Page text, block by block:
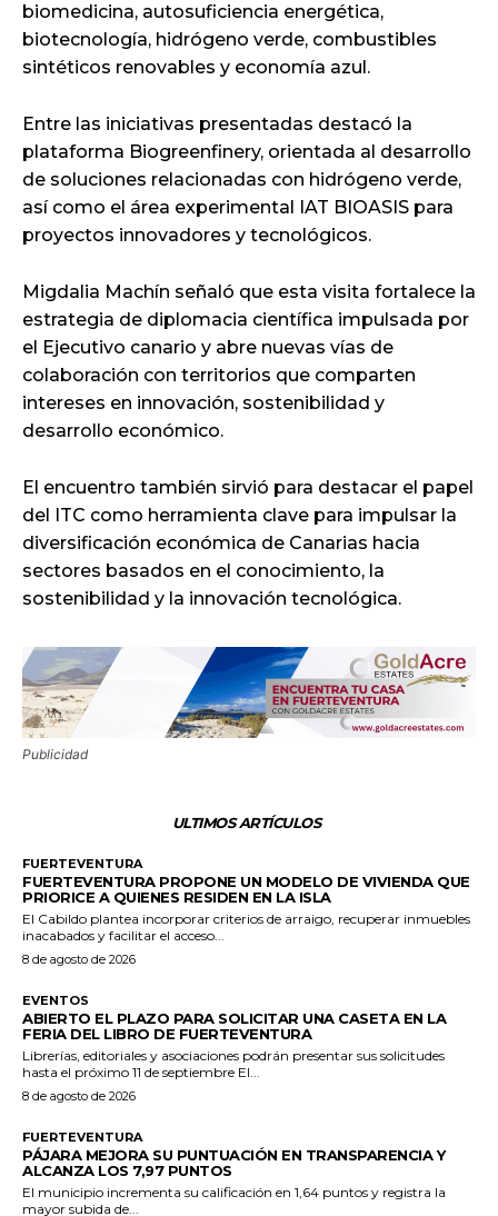
biomedicina, autosuficiencia energética,
biotecnología, hidrógeno verde, combustibles
sintéticos renovables y economía azul.
Entre las iniciativas presentadas destacó la
plataforma Biogreenfinery, orientada al desarrollo
de soluciones relacionadas con hidrógeno verde,
así como el área experimental IAT BIOASIS para
proyectos innovadores y tecnológicos.
Migdalia Machín señaló que esta visita fortalece la
estrategia de diplomacia científica impulsada por
el Ejecutivo canario y abre nuevas vías de
colaboración con territorios que comparten
intereses en innovación, sostenibilidad y
desarrollo económico.
El encuentro también sirvió para destacar el papel
del ITC como herramienta clave para impulsar la
diversificación económica de Canarias hacia
sectores basados en el conocimiento, la
sostenibilidad y la innovación tecnológica.
Publicidad
ULTIMOS ARTÍCULOS
FUERTEVENTURA
FUERTEVENTURA PROPONE UN MODELO DE VIVIENDA QUE
PRIORICE A QUIENES RESIDEN EN LA ISLA
El Cabildo plantea incorporar criterios de arraigo, recuperar inmuebles
inacabados y facilitar el acceso...
8 de agosto de 2026
EVENTOS
ABIERTO EL PLAZO PARA SOLICITAR UNA CASETA EN LA
FERIA DEL LIBRO DE FUERTEVENTURA
Librerías, editoriales y asociaciones podrán presentar sus solicitudes
hasta el próximo 11 de septiembre El...
8 de agosto de 2026
FUERTEVENTURA
PÁJARA MEJORA SU PUNTUACIÓN EN TRANSPARENCIA Y
ALCANZA LOS 7,97 PUNTOS
El municipio incrementa su calificación en 1,64 puntos y registra la
mayor subida de...